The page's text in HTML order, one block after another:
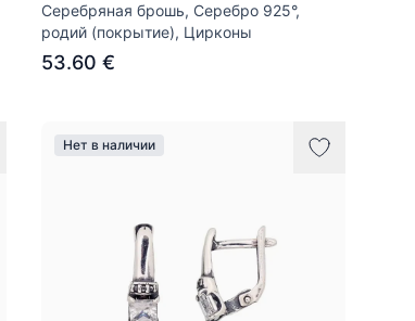
Серебряная брошь, Серебро 925°,
родий (покрытие), Цирконы
53.60 €
Нет в наличии